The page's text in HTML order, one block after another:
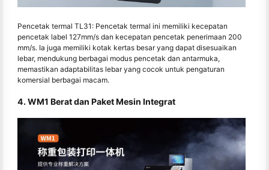
Pencetak termal TL31: Pencetak termal ini memiliki kecepatan
pencetak label 127mm/s dan kecepatan pencetak penerimaan 200
mm/s. Ia juga memiliki kotak kertas besar yang dapat disesuaikan
lebar, mendukung berbagai modus pencetak dan antarmuka,
memastikan adaptabilitas lebar yang cocok untuk pengaturan
komersial berbagai macam.
4. WM1 Berat dan Paket Mesin Integrat